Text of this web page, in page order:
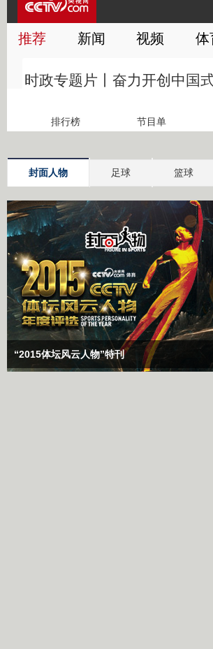
封面人物 足球 篮球
“2015体坛风云人物”特刊